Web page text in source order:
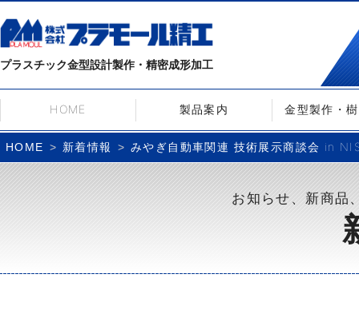
プラスチック金型設計製作・精密成形加工
HOME 製品案内 金型製作・
HOME 新着情報 みやぎ自動車関連 技術展示商談会 in
お知らせ、新商品